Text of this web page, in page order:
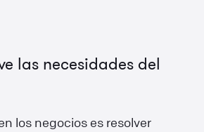
las necesidades del
los negocios es resolver